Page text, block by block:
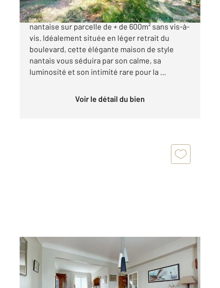
NANTES Boulevard Jean XXIII | Belle maison
nantaise sur parcelle de + de 600m² sans vis-à-
vis. Idéalement située en léger retrait du
boulevard, cette élégante maison de style
nantais vous séduira par son calme, sa
luminosité et son intimité rare pour la ...
Voir le détail du bien
NANTES 44
72,66 m2, 4 pièces
Ref : 40281